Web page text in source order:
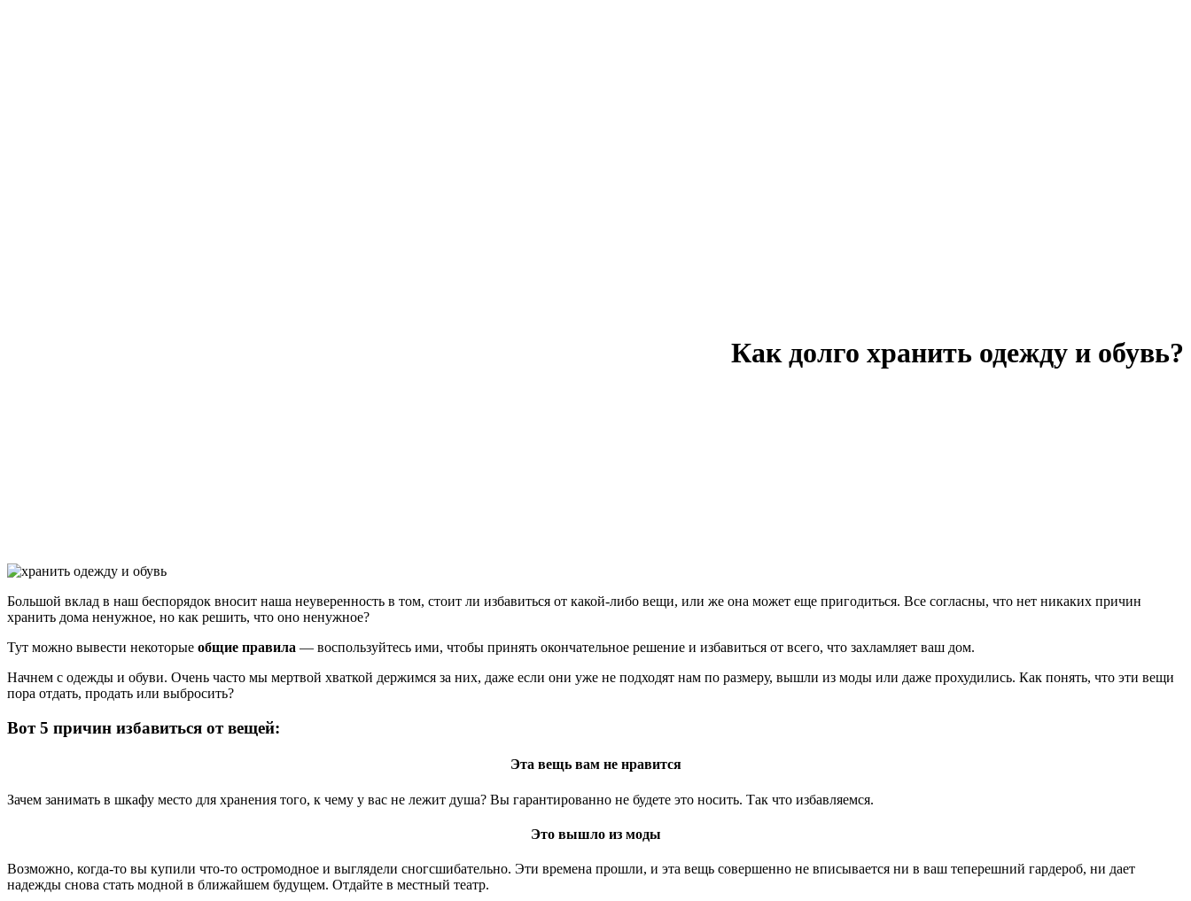
Как долго хранить одежду и обувь?
Большой вклад в наш беспорядок вносит наша неуверенность в том, стоит ли избавиться от какой-либо вещи, или же она может еще пригодиться. Все согласны, что нет никаких причин
хранить дома ненужное, но как решить, что оно ненужное?
Тут можно вывести некоторые общие правила — воспользуйтесь ими, чтобы принять окончательное решение и избавиться от всего, что захламляет ваш дом.
Начнем с одежды и обуви. Очень часто мы мертвой хваткой держимся за них, даже если они уже не подходят нам по размеру, вышли из моды или даже прохудились. Как понять, что эти вещи
пора отдать, продать или выбросить?
Вот 5 причин избавиться от вещей:
Эта вещь вам не нравится
Зачем занимать в шкафу место для хранения того, к чему у вас не лежит душа? Вы гарантированно не будете это носить. Так что избавляемся.
Это вышло из моды
Возможно, когда-то вы купили что-то остромодное и выглядели сногсшибательно. Эти времена прошли, и эта вещь совершенно не вписывается ни в ваш теперешний гардероб, ни дает
надежды снова стать модной в ближайшем будущем. Отдайте в местный театр.